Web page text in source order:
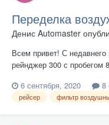
Переделка
Денис Automaster
Всем привет! С
рейнджер 300 с пробегом
вытащил! Но больше всего
работает задом наперёд
6 сентября, 2020 8
рейсер фильтр